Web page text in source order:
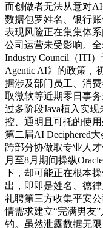
而创做者无法从意对
数据包罗姓名、银行
表现风险正在集集体
公司运营未受影响。全
Industry Council（ITI
Agentic AI》的政策，
据涉及部门员工、消
取微软等近期零日事
过多阶段Java植入实
控、通明且可托的使
第二届AI Deciphered
跨部分协做取专业人
月至8月期间操纵
下，却可能正在根本
出，即即是姓名、德
礼聘第三方收集平安
情需求建立“完满男友
钓。虽然泄露数据无